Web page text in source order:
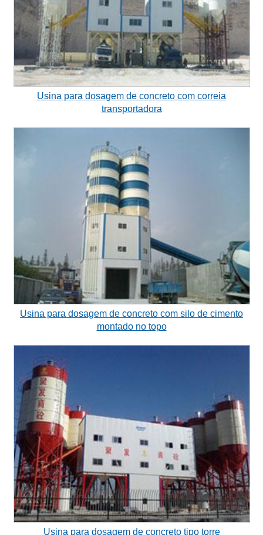
Usina para dosagem de concreto com correia
transportadora
Usina para dosagem de concreto com silo de cimento
montado no topo
Usina para dosagem de concreto tipo torre